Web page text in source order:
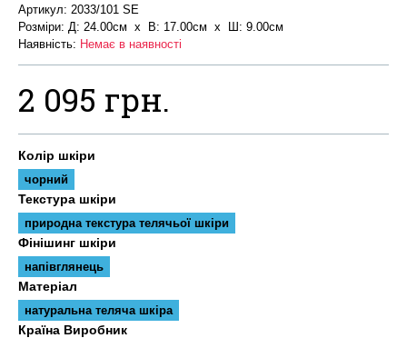
Артикул: 2033/101 SE
Розміри: Д: 24.00см х В: 17.00см x Ш: 9.00см
Наявність: Немає в наявності
2 095 грн.
Колір шкіри
чорний
Текстура шкіри
природна текстура телячьої шкіри
Фінішинг шкіри
напівглянець
Матеріал
натуральна теляча шкіра
Країна Виробник